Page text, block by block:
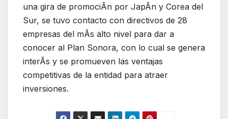
una gira de promociÃn por JapÃn y Corea del
Sur, se tuvo contacto con directivos de 28
empresas del mÃs alto nivel para dar a
conocer al Plan Sonora, con lo cual se genera
interÃs y se promueven las ventajas
competitivas de la entidad para atraer
inversiones.